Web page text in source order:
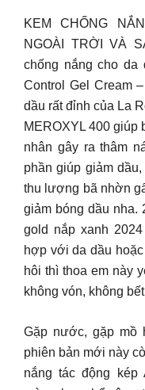
KEM CHỐNG
NGOÀI TRỜI VÀ
chống nắng cho da
Control Gel Cream
dầu rất đỉnh của La
MEROXYL 400 giúp
nhân gây ra thâm
phần giúp giảm
thu lượng bã nhờn
giảm bóng dầu nha.
gold nắp xanh
hợp với da dầu
hôi thì thoa em này
không vón, không
Gặp nước, gặp mồ
phiên bản mới này
nắng tác động kép